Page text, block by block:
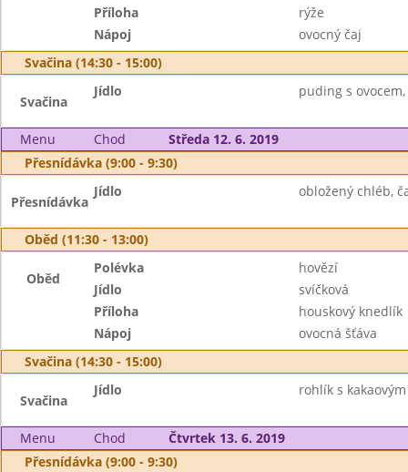
Příloha
rýže
Nápoj
ovocný čaj
Svačina (14:30 - 15:00)
Svačina
Jídlo puding s
Menu Chod
Středa 12. 6. 2019
Přesnídávka (9:00 - 9:30)
Přesnídávka
Jídlo obložený chléb,
Oběd (11:30 - 13:00)
Oběd
Polévka
hovězí
Jídlo
svíčková
Příloha
houskový knedlík
Nápoj
ovocná šťáva
Svačina (14:30 - 15:00)
Svačina
Jídlo rohlík s
Menu Chod
Čtvrtek 13. 6. 2019
Přesnídávka (9:00 - 9:30)